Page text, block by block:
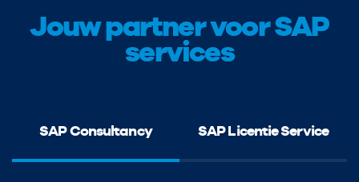
Jouw partner voor SAP
services
SAP Consultancy SAP Licentie Service